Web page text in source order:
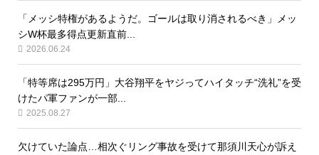
「メッシ特権があるようだ。ゴールは取り消されるべき」メッ
シW杯最多得点更新直前...
2026.06.24
「特等席は295万円」大谷翔平をヤジってハイタッチ“洗礼”を受
けたパ軍ファンが一部...
2025.08.27
欠けていた論点…相次ぐリング事故を受けて那須川天心が訴え